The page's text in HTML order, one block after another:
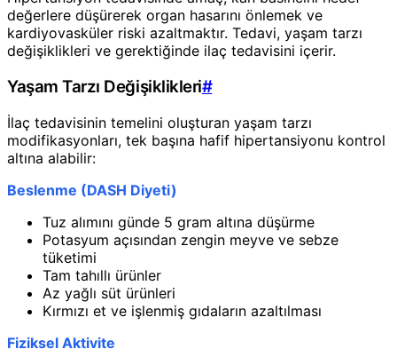
değerlere düşürerek organ hasarını önlemek ve
kardiyovasküler riski azaltmaktır. Tedavi, yaşam tarzı
değişiklikleri ve gerektiğinde ilaç tedavisini içerir.
Yaşam Tarzı Değişiklikleri#
İlaç tedavisinin temelini oluşturan yaşam tarzı
modifikasyonları, tek başına hafif hipertansiyonu kontrol
altına alabilir:
Beslenme (DASH Diyeti)
Tuz alımını günde 5 gram altına düşürme
Potasyum açısından zengin meyve ve sebze
tüketimi
Tam tahıllı ürünler
Az yağlı süt ürünleri
Kırmızı et ve işlenmiş gıdaların azaltılması
Fiziksel Aktivite